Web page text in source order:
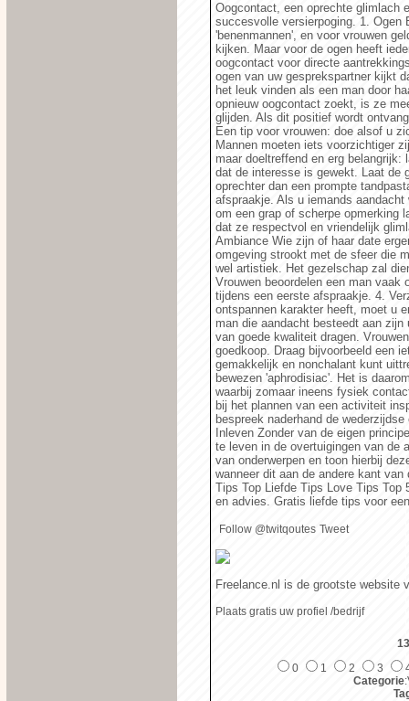
Oogcontact, een oprechte glimlach
succesvolle versierpoging. 1. Ogen
'benenmannen', en voor vrouwen
kijken. Maar voor de ogen heeft
oogcontact voor directe
ogen van uw gesprekspartner kijkt
het leuk vinden als een man door
opnieuw oogcontact zoekt, is ze
glijden. Als dit positief wordt
Een tip voor vrouwen: doe alsof u
Mannen moeten iets voorzichtiger
maar doeltreffend en erg
dat de interesse is gewekt. Laat de
oprechter dan een prompte
afspraakje. Als u iemands
om een grap of scherpe opmerking
dat ze respectvol en vriendelijk
Ambiance Wie zijn of haar date
omgeving strookt met de sfeer die
wel artistiek. Het gezelschap zal
Vrouwen beoordelen een man vaak
tijdens een eerste afspraakje. 4.
ontspannen karakter heeft, moet u
man die aandacht besteedt aan
van goede kwaliteit dragen.
goedkoop. Draag bijvoorbeeld een
gemakkelijk en nonchalant kunt
bewezen 'aphrodisiac'. Het is
waarbij zomaar ineens fysiek
bij het plannen van een activiteit
bespreek naderhand de
Inleven Zonder van de eigen
te leven in de overtuigingen van de
van onderwerpen en toon hierbij
wanneer dit aan de andere kant
Tips Top Liefde Tips Love Tips
en advies. Gratis liefde tips voor
Follow @twitqoutes Tweet
Freelance.nl is de grootste website
Plaats gratis uw profiel /bedrijf
0
1 2 3
Categorie